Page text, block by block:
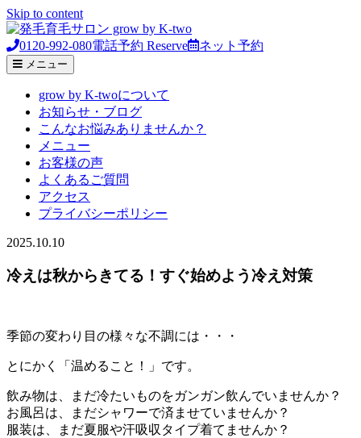
Skip to content
0120-992-080電話予約 Reserve ネット予約
メニュー
grow by K-twoについて
お知らせ・ブログ
こんなお悩みありませんか？
メニュー
お客様の声
よくあるご質問
アクセス
プライバシーポリシー
2025.10.10
冷えは秋からきてる！すぐ始めよう冷え対策
季節の変わり目の様々な不調には・・・
とにかく「温めること！」です。
飲み物は、まだ冷たいものをガンガン飲んでいませんか？
お風呂は、まだシャワーで済ませていませんか？
服装は、まだ夏服や汗吸収タイプ着てませんか？